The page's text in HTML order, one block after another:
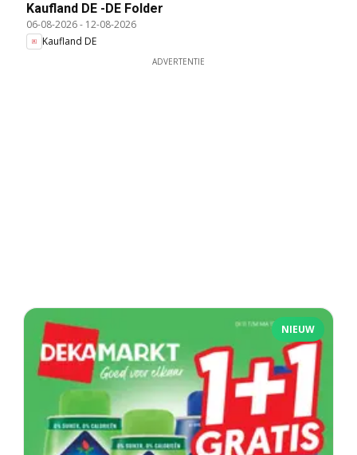
Kaufland DE -DE Folder
06-08-2026- 12-08-2026
Kaufland DE
ADVERTENTIE
NIEUW